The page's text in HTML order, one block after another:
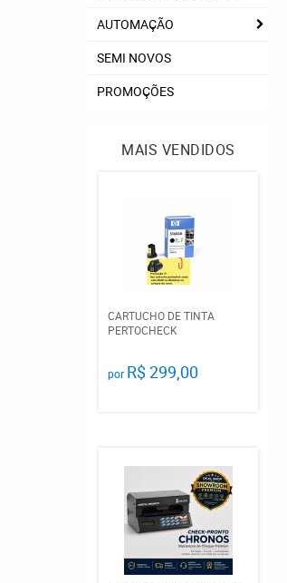
AUTOMAÇÃO
SEMI NOVOS
PROMOÇÕES
MAIS VENDIDOS
CARTUCHO DE TINTA
PERTOCHECK
por R$ 299,00